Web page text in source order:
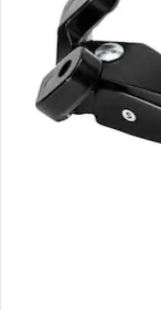
Gutscheine &
Kontakt &